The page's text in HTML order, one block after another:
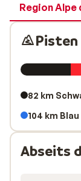
Region Alpe
Pisten
82 km
104 km Blau
Abseits